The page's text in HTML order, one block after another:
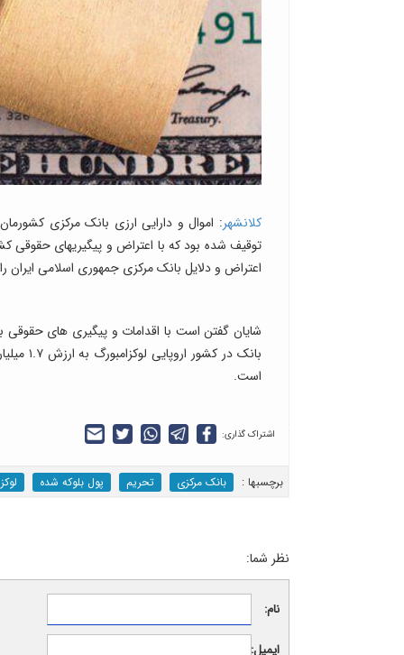
کلانشهر
اعتراض و دلایل بانک مرکزی جمهوری اسلامی ایران
شایان گفتن است با اقدامات و پیگیری های
بانک
است.
اشتراک گذاری:
برچسب‎ها : بانک مرکزی تحریم پول بلوکه شده
نظر شما:
نام:
ایمیل: